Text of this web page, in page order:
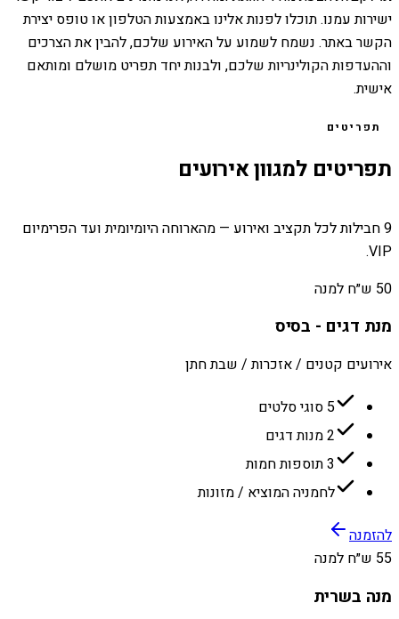
ישירות עמנו. תוכלו לפנות אלינו באמצעות הטלפון או טופס יצירת
הקשר באתר. נשמח לשמוע על האירוע שלכם, להבין את הצרכים
וההעדפות הקולינריות שלכם, ולבנות יחד תפריט מושלם ומותאם
אישית.
תפריטים
תפריטים למגוון אירועים
9 חבילות לכל תקציב ואירוע — מהארוחה היומיומית ועד הפרימיום
VIP.
50 ש״ח למנה
מנת דגים - בסיס
אירועים קטנים / אזכרות / שבת חתן
5 סוגי סלטים
2 מנות דגים
3 תוספות חמות
לחמניה המוציא / מזונות
להזמנה
55 ש״ח למנה
מנה בשרית